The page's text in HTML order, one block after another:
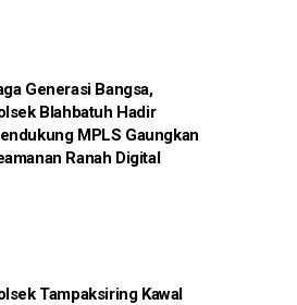
Generasi Bangsa,
Blahbatuh Hadir
MPLS Gaungkan
Ranah Digital
Tampaksiring Kawal